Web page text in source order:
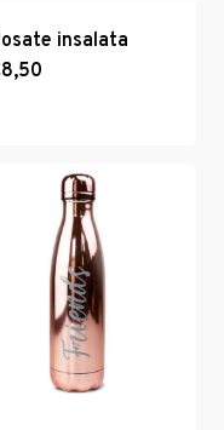
insalata
8,50